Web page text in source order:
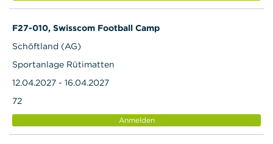
F27-010, Swisscom Football Camp
Schöftland (AG)
Sportanlage Rütimatten
12.04.2027 - 16.04.2027
72
Anmelden